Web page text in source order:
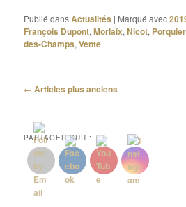
Publié dansActualités | Marqué avec
François Dupont,Morlaix,Nicot, Porquier
des-Champs,Vente
Navigation
articles
← Articles plus anciens
PARTAGER SUR :